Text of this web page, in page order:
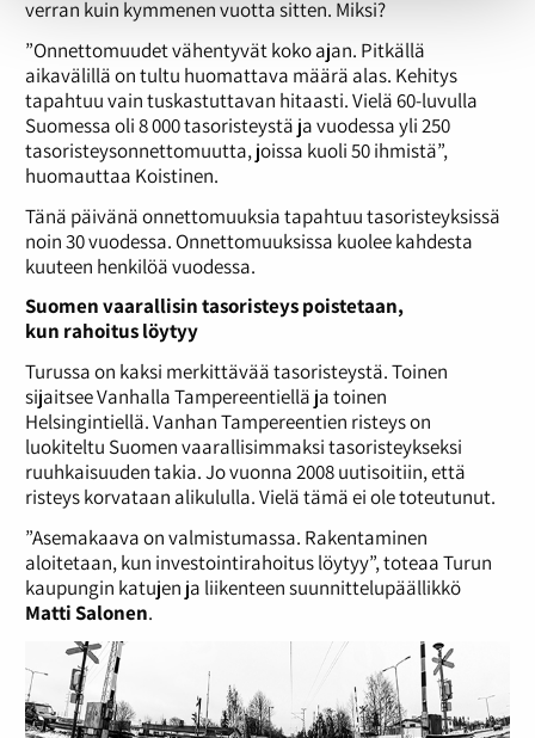
verran kuin kymmenen vuotta sitten. Miksi?
”Onnettomuudet vähentyvät koko ajan. Pitkällä
aikavälillä on tultu huomattava määrä alas. Kehitys
tapahtuu vain tuskastuttavan hitaasti. Vielä 60-luvulla
Suomessa oli 8 000 tasoristeystä ja vuodessa yli 250
tasoristeysonnettomuutta, joissa kuoli 50 ihmistä”,
huomauttaa Koistinen.
Tänä päivänä onnettomuuksia tapahtuu tasoristeyksissä
noin 30 vuodessa. Onnettomuuksissa kuolee kahdesta
kuuteen henkilöä vuodessa.
Suomen vaarallisin tasoristeys poistetaan,
kun rahoitus löytyy
Turussa on kaksi merkittävää tasoristeystä. Toinen
sijaitsee Vanhalla Tampereentiellä ja toinen
Helsingintiellä. Vanhan Tampereentien risteys on
luokiteltu Suomen vaarallisimmaksi tasoristeykseksi
ruuhkaisuuden takia. Jo vuonna 2008 uutisoitiin, että
risteys korvataan alikululla. Vielä tämä ei ole toteutunut.
”Asemakaava on valmistumassa. Rakentaminen
aloitetaan, kun investointirahoitus löytyy”, toteaa Turun
kaupungin katujen ja liikenteen suunnittelupäällikkö
Matti Salonen.